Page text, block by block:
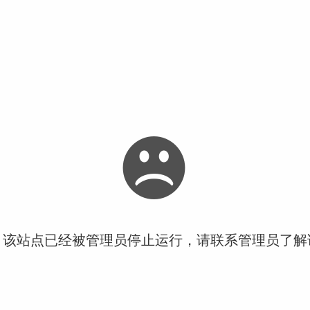
站点已经被管理员停止运行，请联系管理员了